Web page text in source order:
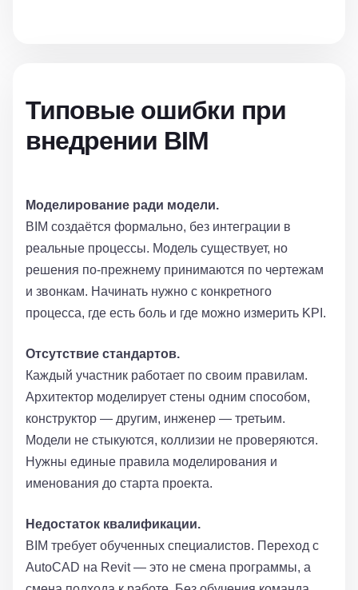
Типовые ошибки при
внедрении BIM
Моделирование ради модели.
BIM создаётся формально, без интеграции в
реальные процессы. Модель существует, но
решения по-прежнему принимаются по чертежам
и звонкам. Начинать нужно с конкретного
процесса, где есть боль и где можно измерить KPI.
Отсутствие стандартов.
Каждый участник работает по своим правилам.
Архитектор моделирует стены одним способом,
конструктор — другим, инженер — третьим.
Модели не стыкуются, коллизии не проверяются.
Нужны единые правила моделирования и
именования до старта проекта.
Недостаток квалификации.
BIM требует обученных специалистов. Переход с
AutoCAD на Revit — это не смена программы, а